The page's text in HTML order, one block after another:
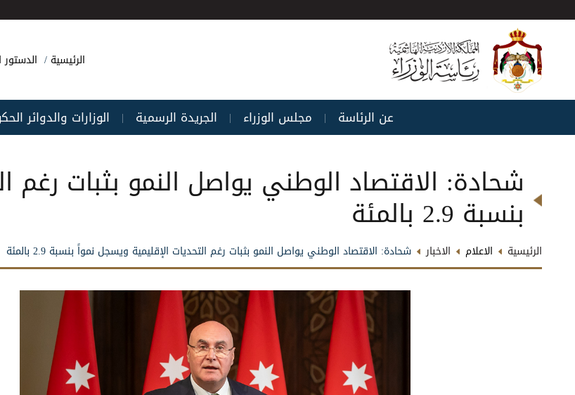
الرئيسية الدستور
عن الرئاسة | مجلس الوزراء | الجريدة الرسمية | الوزارات والدوائر
شحادة: الاقتصاد الوطني يواصل النمو بثبات رغم
بنسبة 2.9 بالمئة
الرئيسية الاعلام الاخبار شحادة: الاقتصاد الوطني يواصل النمو بثبات رغم التحديات الإقليمية ويسجل نمواً بنسبة 2.9 بالمئة